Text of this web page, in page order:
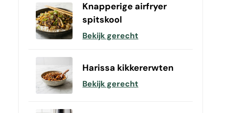
Knapperige airfryer
spitskool
Bekijk gerecht
Harissa kikkererwten
Bekijk gerecht